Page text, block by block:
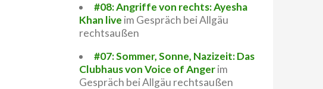
#08: Angriffe von rechts: Ayesha
Khan live im Gespräch bei Allgäu
rechtsaußen
#07: Sommer, Sonne, Nazizeit: Das
Clubhaus von Voice of Angerim
Gespräch bei Allgäu rechtsaußen